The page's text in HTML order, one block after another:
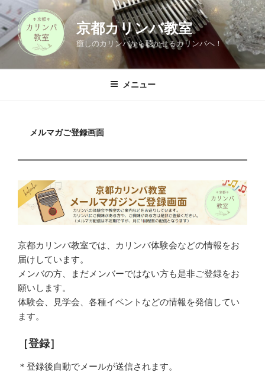
コ
ン
テ
ン
京都カリンバ教室
癒しのカリンバから聴かせるカリンバへ！
メニュー
メルマガご登録画面
京都カリンバ教室では、カリンバ体験会などの情報をお
届けしています。
メンバの方、まだメンバーではない方も是非ご登録をお
願いします。
体験会、見学会、各種イベントなどの情報を発信してい
ます。
［登録］
＊登録後自動でメールが送信されます。